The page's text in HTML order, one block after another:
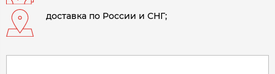
доставка по России и СНГ;